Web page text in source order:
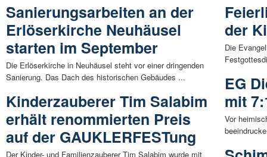
Sanierungsarbeiten an der
Erlöserkirche Neuhäusel
starten im September
Die Erlöserkirche in Neuhäusel steht vor einer dringenden
Sanierung. Das Dach des historischen Gebäudes ...
Kinderzauberer Tim Salabim
erhält renommierten Preis
auf der GAUKLERFESTung
Der Kinder- und Familienzauberer Tim Salabim wurde mit
der
Die
EG
mit
Vor